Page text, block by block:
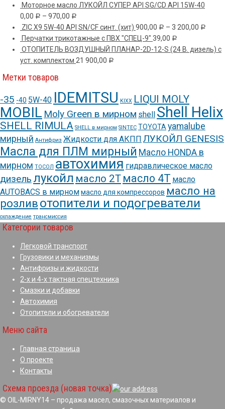
Моторное масло ЛУКОЙЛ СУПЕР API SG/CD API 15W-40
0,00 Р – 970,00 Р
ZIC X9 5W-40 API SN/CF синт. (хит) 900,00 Р – 3 200,00 Р
Перчатки трикотажные с ПВХ "СПЕЦ-9" 39,00 Р
ОТОПИТЕЛЬ ВОЗДУШНЫЙ ПЛАНАР-2D-12-S (24 В. дизель) c
уст. комплектом 21 900,00 Р
Метки товаров
-35 -40 5W-40 IDEMITSU KIXX LIQUI MOLY
MOBIL Moly Green в мирном shell Shell Helix
SHELL RIMULA SHELL в мирном SINTEC TOYOTA yamalube
мирный Антифриз Жидкости для АКПП ЛУКОЙЛ GENESIS
Масла для ПЛМ мирный Масло HONDA в
мирном ТОСОЛ автохимия гидравлическое масло
дизель лукойл масло 2Т масло 4Т масло
AUTOBACS в мирноммасло для компрессоров масло на
розливотопители и подогреватели
охлаждение трансмиссия
Категории товаров
Легковой транспорт
Грузовики и механизмы
Антифризы и жидкости
2-х и 4-х тактная спецтехника
Смазки и добавки
Автохимия
Отопители и обогреватели
Меню сайта
Главная страница
О проекте
Контакты
Схема проезда (новая точка)
© OIL-MIRNY14 – продажа масел, смазочных материалов и